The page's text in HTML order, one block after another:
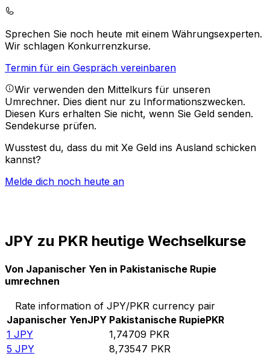
Sprechen Sie noch heute mit einem Währungsexperten.
Wir schlagen Konkurrenzkurse.
Termin für ein Gespräch vereinbaren
Wir verwenden den Mittelkurs für unseren
Umrechner. Dies dient nur zu Informationszwecken.
Diesen Kurs erhalten Sie nicht, wenn Sie Geld senden.
Sendekurse prüfen.
Wusstest du, dass du mit Xe Geld ins Ausland schicken
kannst?
Melde dich noch heute an
JPY zu PKR heutige Wechselkurse
Von Japanischer Yen in Pakistanische Rupie
umrechnen
Rate information of JPY/PKR currency pair
Japanischer YenJPY Pakistanische RupiePKR
1 JPY 1,74709 PKR
5 JPY 8,73547 PKR